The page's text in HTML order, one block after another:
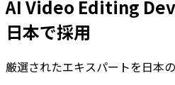
AI Video Editing
日本で採用
厳選されたエキスパートを日本